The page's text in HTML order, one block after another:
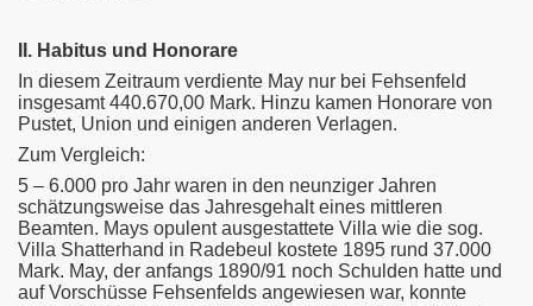
II. Habitus und Honorare
In diesem Zeitraum verdiente May nur bei Fehsenfeld
insgesamt 440.670,00 Mark. Hinzu kamen Honorare von
Pustet, Union und einigen anderen Verlagen.
Zum Vergleich:
5 – 6.000 pro Jahr waren in den neunziger Jahren
schätzungsweise das Jahresgehalt eines mittleren
Beamten. Mays opulent ausgestattete Villa wie die sog.
Villa Shatterhand in Radebeul kostete 1895 rund 37.000
Mark. May, der anfangs 1890/91 noch Schulden hatte und
auf Vorschüsse Fehsenfelds angewiesen war, konnte